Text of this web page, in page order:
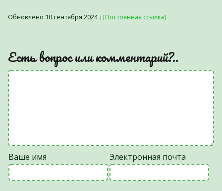
Обновлено 10 сентября 2024 [Постоянная ссылка]
Есть вопрос или комментарий?..
Ваше имя Электронная почта